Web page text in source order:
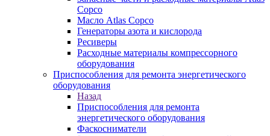
Copco
Масло Atlas Copco
Генераторы азота и кислорода
Ресиверы
Расходные материалы компрессорного
оборудования
Приспособления для ремонта энергетического
оборудования
Назад
Приспособления для ремонта
энергетического оборудования
Фаскосниматели